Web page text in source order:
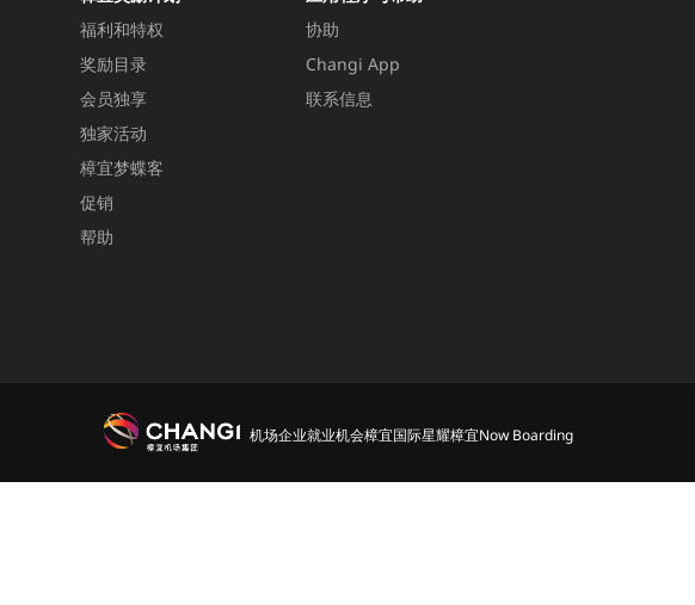
福利和特权
奖励目录
会员独享
独家活动
樟宜梦蝶客
促销
帮助
协助
Changi App
联系信息
机场企业就业机会樟宜国际星耀樟宜Now Boarding